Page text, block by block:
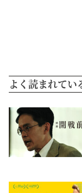
よく読まれてい